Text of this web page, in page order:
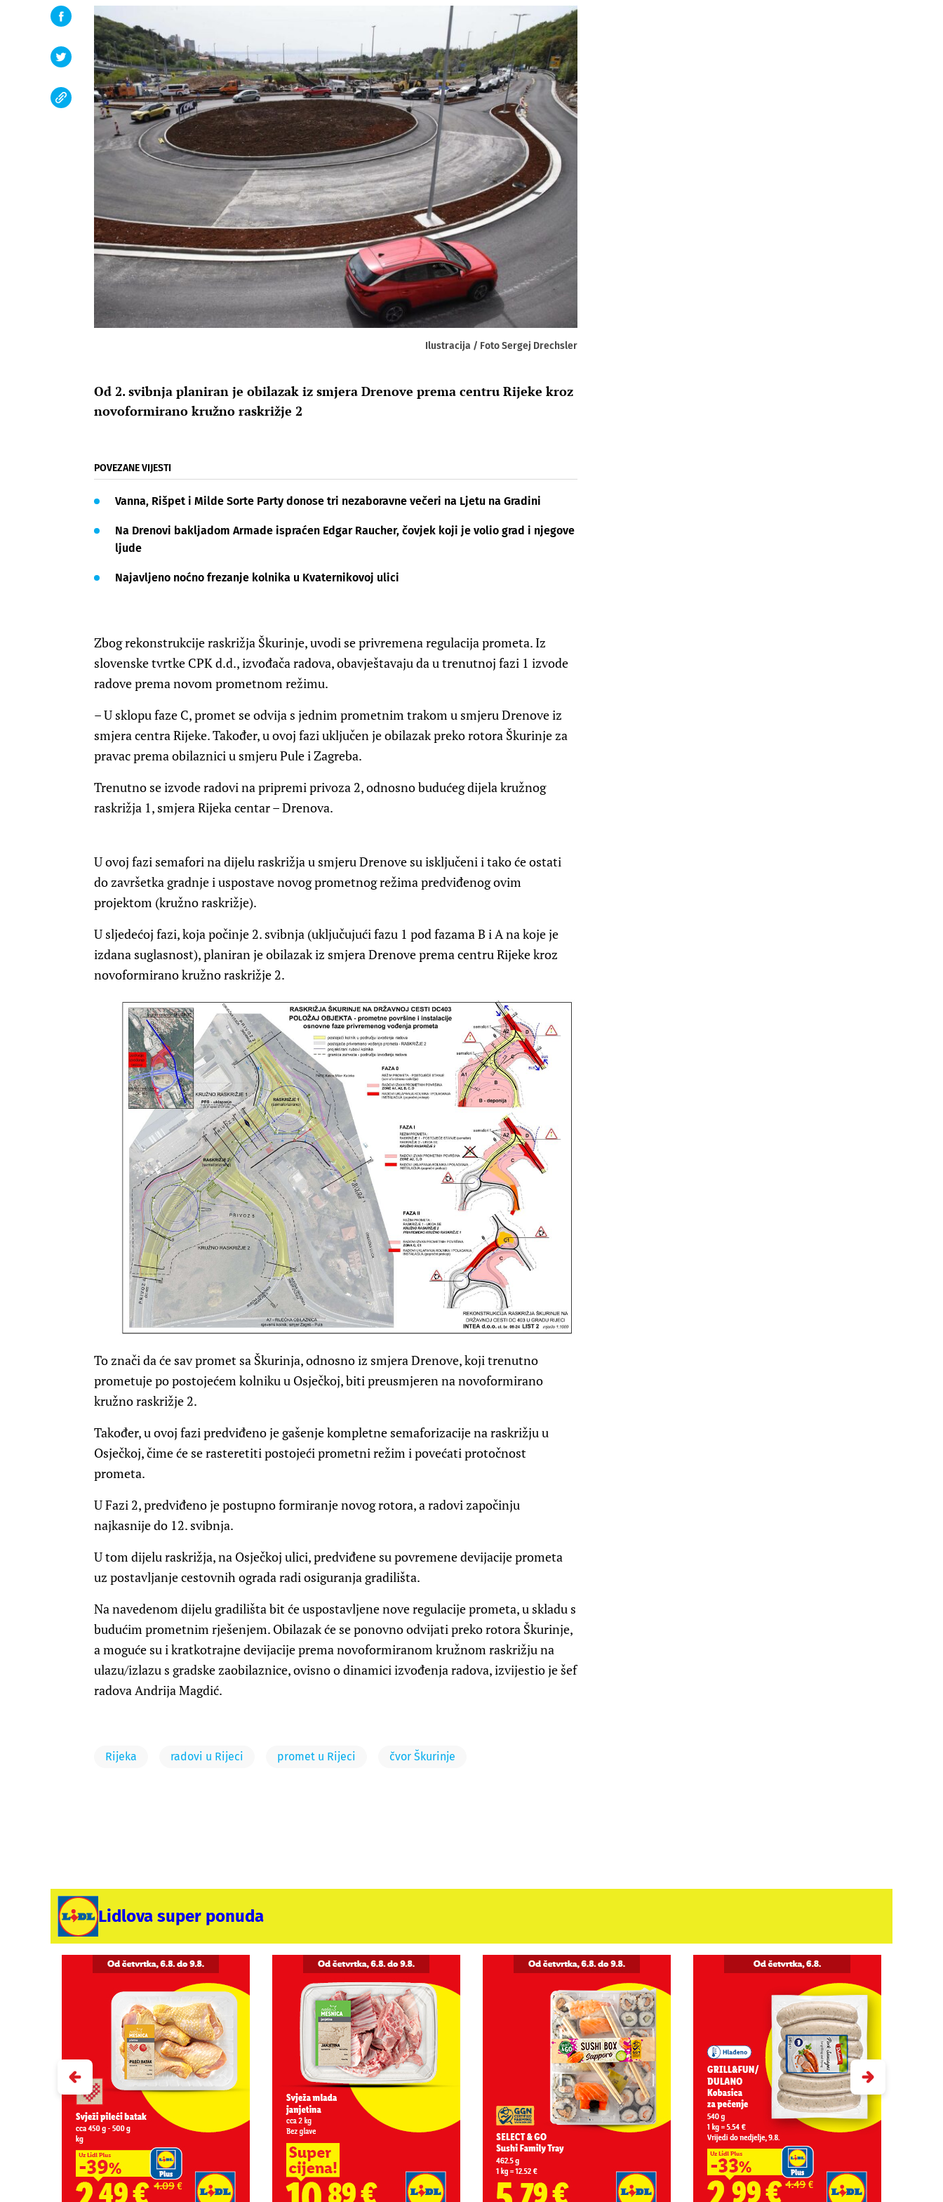
Ilustracija / Foto Sergej Drechsler
Od 2. svibnja planiran je obilazak iz smjera Drenove prema centru Rijeke kroz
novoformirano kružno raskrižje 2
POVEZANE VIJESTI
Vanna, Rišpet i Milde Sorte Party donose tri nezaboravne večeri na Ljetu na Gradini
Na Drenovi bakljadom Armade ispraćen Edgar Raucher, čovjek koji je volio grad i njegove
ljude
Najavljeno noćno frezanje kolnika u Kvaternikovoj ulici
Zbog rekonstrukcije raskrižja Škurinje, uvodi se privremena regulacija prometa. Iz
slovenske tvrtke CPK d.d., izvođača radova, obavještavaju da u trenutnoj fazi 1 izvode
radove prema novom prometnom režimu.
– U sklopu faze C, promet se odvija s jednim prometnim trakom u smjeru Drenove iz
smjera centra Rijeke. Također, u ovoj fazi uključen je obilazak preko rotora Škurinje za
pravac prema obilaznici u smjeru Pule i Zagreba.
Trenutno se izvode radovi na pripremi privoza 2, odnosno budućeg dijela kružnog
raskrižja 1, smjera Rijeka centar – Drenova.
U ovoj fazi semafori na dijelu raskrižja u smjeru Drenove su isključeni i tako će ostati
do završetka gradnje i uspostave novog prometnog režima predviđenog ovim
projektom (kružno raskrižje).
U sljedećoj fazi, koja počinje 2. svibnja (uključujući fazu 1 pod fazama B i A na koje je
izdana suglasnost), planiran je obilazak iz smjera Drenove prema centru Rijeke kroz
novoformirano kružno raskrižje 2.
To znači da će sav promet sa Škurinja, odnosno iz smjera Drenove, koji trenutno
prometuje po postojećem kolniku u Osječkoj, biti preusmjeren na novoformirano
kružno raskrižje 2.
Također, u ovoj fazi predviđeno je gašenje kompletne semaforizacije na raskrižju u
Osječkoj, čime će se rasteretiti postojeći prometni režim i povećati protočnost
prometa.
U Fazi 2, predviđeno je postupno formiranje novog rotora, a radovi započinju
najkasnije do 12. svibnja.
U tom dijelu raskrižja, na Osječkoj ulici, predviđene su povremene devijacije prometa
uz postavljanje cestovnih ograda radi osiguranja gradilišta.
Na navedenom dijelu gradilišta bit će uspostavljene nove regulacije prometa, u skladu s
budućim prometnim rješenjem. Obilazak će se ponovno odvijati preko rotora Škurinje,
a moguće su i kratkotrajne devijacije prema novoformiranom kružnom raskrižju na
ulazu/izlazu s gradske zaobilaznice, ovisno o dinamici izvođenja radova, izvijestio je šef
radova Andrija Magdić.
Rijeka radovi u Rijeci promet u Rijeci čvor Škurinje
Lidlova super ponuda